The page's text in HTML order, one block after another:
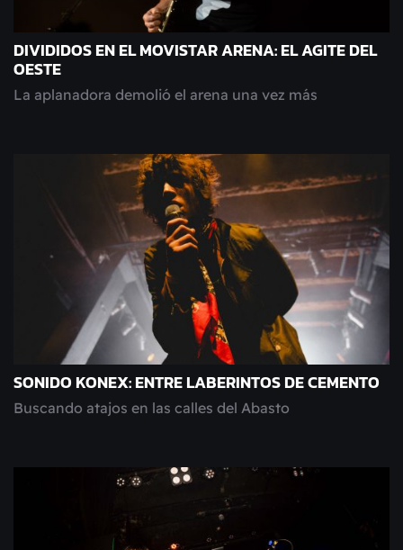
DIVIDIDOS EN EL MOVISTAR ARENA: EL AGITE DEL
OESTE
La aplanadora demolió el arena una vez más
SONIDO KONEX: ENTRE LABERINTOS DE CEMENTO
Buscando atajos en las calles del Abasto